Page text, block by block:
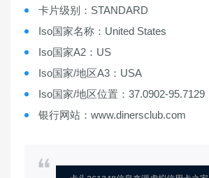
卡片级别：STANDARD
Iso国家名称：United States
Iso国家A2：US
Iso国家/地区A3：USA
Iso国家/地区位置：37.0902-95.7129
银行网站：www.dinersclub.com